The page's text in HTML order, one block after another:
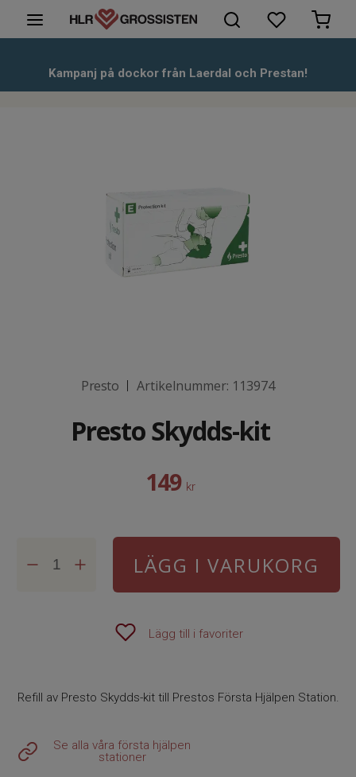
HLR-Dockor
Kunskapsbank
Kampanj på dockor från Laerdal och Prestan!
Presto | Artikelnummer: 113974
Presto Skydds-kit
149 kr
LÄGG I VARUKORG
Lägg till i favoriter
Refill av Presto Skydds-kit till Prestos Första Hjälpen Station.
Se alla våra första hjälpen
stationer